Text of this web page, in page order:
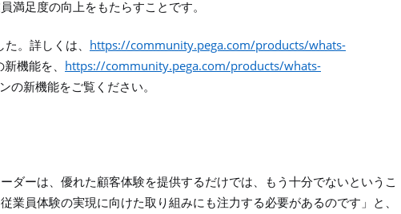
満足度の向上をもたらすことです。
。詳しくは、 https://community.pega.com/products/whats-
機能を、 https://community.pega.com/products/whats-
の新機能をご覧ください。
ダーは、優れた顧客体験を提供するだけでは、もう十分でないというこ
業員体験の実現に向けた取り組みにも注力する必要があるのです」と、